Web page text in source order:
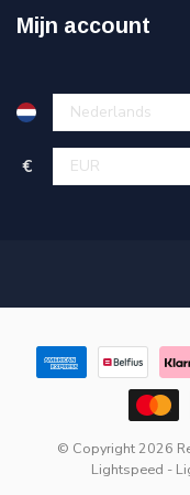
Mijn account
€
© Copyright 2026
Lightspeed -